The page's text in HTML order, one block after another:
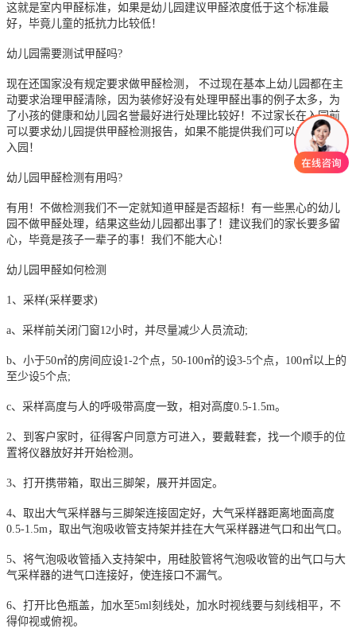
这就是室内甲醛标准，如果是幼儿园建议甲醛浓度低于这个标准最
好，毕竟儿童的抵抗力比较低！
幼儿园需要测试甲醛吗?
现在还国家没有规定要求做甲醛检测， 不过现在基本上幼儿园都在主
动要求治理甲醛清除，因为装修好没有处理甲醛出事的例子太多，为
了小孩的健康和幼儿园名誉最好进行处理比较好！不过家长在入园前
可以要求幼儿园提供甲醛检测报告，如果不能提供我们可以考虑是否
入园！
幼儿园甲醛检测有用吗?
有用！不做检测我们不一定就知道甲醛是否超标！有一些黑心的幼儿
园不做甲醛处理，结果这些幼儿园都出事了！建议我们的家长要多留
心，毕竟是孩子一辈子的事！我们不能大心！
幼儿园甲醛如何检测
1、采样(采样要求)
a、采样前关闭门窗12小时，并尽量减少人员流动;
b、小于50㎡的房间应设1-2个点，50-100㎡的设3-5个点，100㎡以上的
至少设5个点;
c、采样高度与人的呼吸带高度一致，相对高度0.5-1.5m。
2、到客户家时，征得客户同意方可进入，要戴鞋套，找一个顺手的位
置将仪器放好并开始检测。
3、打开携带箱，取出三脚架，展开并固定。
4、取出大气采样器与三脚架连接固定好，大气采样器距离地面高度
0.5-1.5m，取出气泡吸收管支持架并挂在大气采样器进气口和出气口。
5、将气泡吸收管插入支持架中，用硅胶管将气泡吸收管的出气口与大
气采样器的进气口连接好，使连接口不漏气。
6、打开比色瓶盖，加水至5ml刻线处，加水时视线要与刻线相平，不
得仰视或俯视。